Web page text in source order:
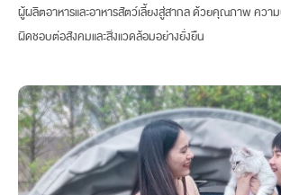
ผู้ผลิตอาหารและอาหารสัตว์เลี้ยงสู่สากล ด้วยคุณภาพ ควา
ผิดชอบต่อสังคมและสิ่งแวดล้อมอย่างยั่งยืน